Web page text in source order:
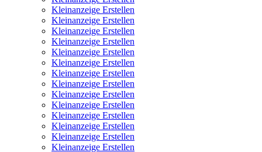
Kleinanzeige Erstellen
Kleinanzeige Erstellen
Kleinanzeige Erstellen
Kleinanzeige Erstellen
Kleinanzeige Erstellen
Kleinanzeige Erstellen
Kleinanzeige Erstellen
Kleinanzeige Erstellen
Kleinanzeige Erstellen
Kleinanzeige Erstellen
Kleinanzeige Erstellen
Kleinanzeige Erstellen
Kleinanzeige Erstellen
Kleinanzeige Erstellen